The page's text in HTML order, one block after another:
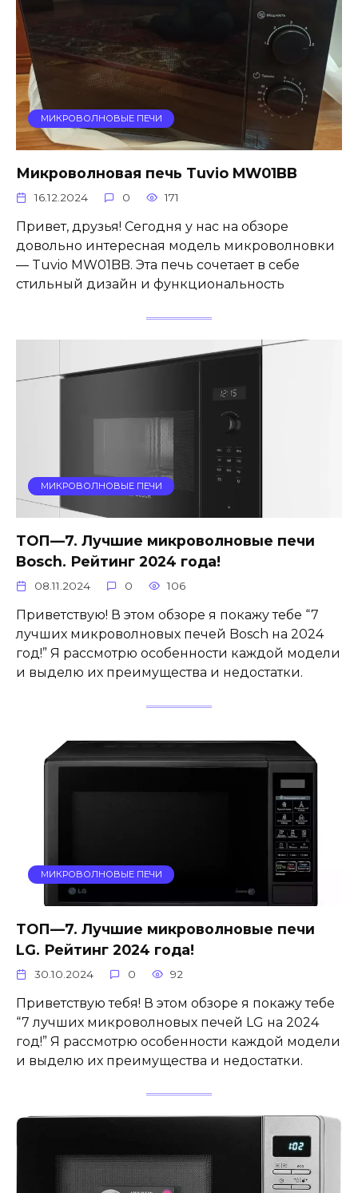
МИКРОВОЛНОВЫЕ ПЕЧИ
Микроволновая печь Tuvio MW01BB
16.12.2024 0 171
Привет, друзья! Сегодня у нас на обзоре
довольно интересная модель микроволновки
— Tuvio MW01BB. Эта печь сочетает в себе
стильный дизайн и функциональность
МИКРОВОЛНОВЫЕ ПЕЧИ
ТОП—7. Лучшие микроволновые печи
Bosch. Рейтинг 2024 года!
08.11.2024 0 106
Приветствую! В этом обзоре я покажу тебе “7
лучших микроволновых печей Bosch на 2024
год!” Я рассмотрю особенности каждой модели
и выделю их преимущества и недостатки.
МИКРОВОЛНОВЫЕ ПЕЧИ
ТОП—7. Лучшие микроволновые печи
LG. Рейтинг 2024 года!
30.10.2024 0 92
Приветствую тебя! В этом обзоре я покажу тебе
“7 лучших микроволновых печей LG на 2024
год!” Я рассмотрю особенности каждой модели
и выделю их преимущества и недостатки.